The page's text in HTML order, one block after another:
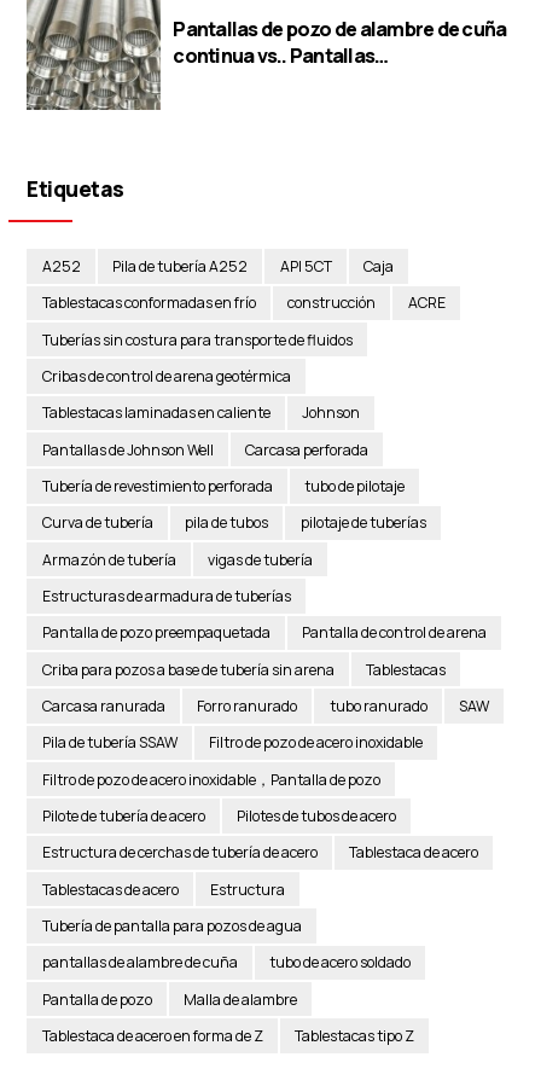
Pantallas de pozo de alambre de cuña
continua vs.. Pantallas
Etiquetas
A252 Pila de tubería A252 API 5CT
Caja
Tablestacas conformadas en frío
construcción
ACRE
Tuberías sin costura para transporte de fluidos
Cribas de control de arena geotérmica
Tablestacas laminadas en caliente
Johnson
Pantallas de Johnson Well
Carcasa perforada
Tubería de revestimiento perforada
tubo de pilotaje
Curva de tubería
pila de tubos
pilotaje de tuberías
Armazón de tubería
vigas de tubería
Estructuras de armadura de tuberías
Pantalla de pozo preempaquetada
Pantalla de control de arena
Criba para pozos a base de tubería sin arena
Tablestacas
Carcasa ranurada
Forro ranurado tubo ranurado
SAW
Pila de tubería SSAW
Filtro de pozo de acero inoxidable
Filtro de pozo de acero inoxidable，Pantalla de pozo
Pilote de tubería de acero
Pilotes de tubos de acero
Estructura de cerchas de tubería de acero
Tablestaca de acero
Tablestacas de acero
Estructura
Tubería de pantalla para pozos de agua
pantallas de alambre de cuña
tubo de acero soldado
Pantalla de pozo
Malla de alambre
Tablestaca de acero en forma de Z
Tablestacas tipo Z